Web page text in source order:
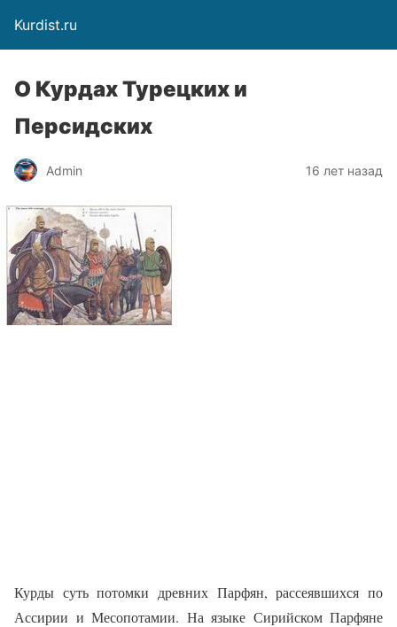
Kurdist.ru
О Курдах Турецких и
Персидских
Admin 16 лет назад
Курды суть потомки древних Парфян, рассеявшихся по
Ассирии и Месопотамии. На языке Сирийском Парфяне